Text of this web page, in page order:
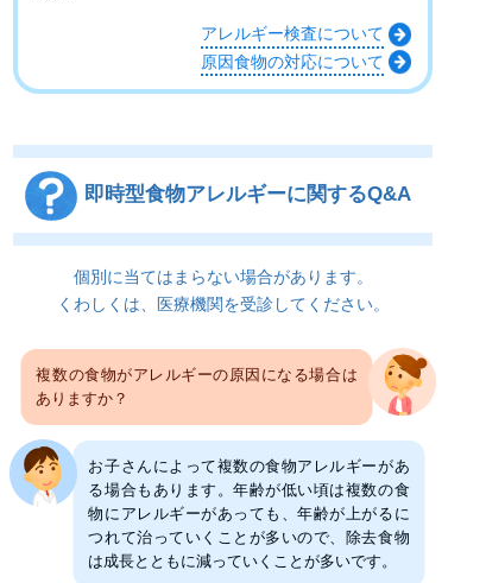
アレルギー検査について
原因食物の対応について
即時型食物アレルギーに関するQ&A
個別に当てはまらない場合があります。
くわしくは、医療機関を受診してください。
複数の食物がアレルギーの原因になる場合は
ありますか？
お子さんによって複数の食物アレルギーがあ
る場合もあります。年齢が低い頃は複数の食
物にアレルギーがあっても、年齢が上がるに
つれて治っていくことが多いので、除去食物
は成長とともに減っていくことが多いです。